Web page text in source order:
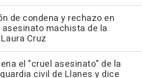
de condena y rechazo en
asesinato machista de la
Cruz
el "cruel asesinato" de la
civil de Llanes y dice